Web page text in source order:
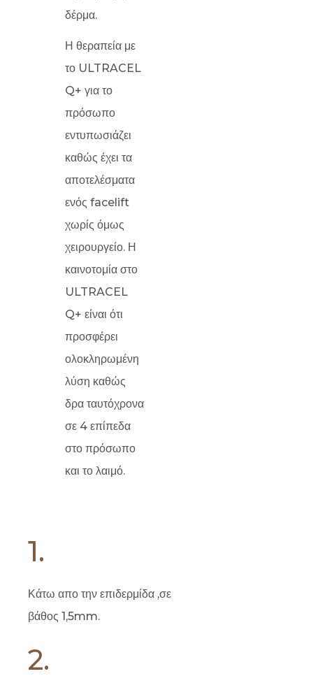
δέρμα.
Η θεραπεία με
το ULTRACEL
Q+ για το
πρόσωπο
εντυπωσιάζει
καθώς έχει τα
αποτελέσματα
ενός facelift
χωρίς όμως
χειρουργείο. Η
καινοτομία στο
ULTRACEL
Q+ είναι ότι
προσφέρει
ολοκληρωμένη
λύση καθώς
δρα ταυτόχρονα
σε 4 επίπεδα
στο πρόσωπο
και το λαιμό.
1.
Κάτω απο την επιδερμίδα ,σε
βάθος 1,5mm.
2.